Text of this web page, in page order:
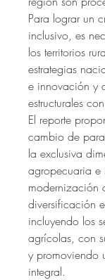
Para lograr un
inclusivo, es
los territorios
estrategias
e innovación y
estructurales
El reporte
cambio de
la exclusiva
agropecuaria e
modernización
diversificación
incluyendo los
agrícolas, con
y promoviendo
integral.